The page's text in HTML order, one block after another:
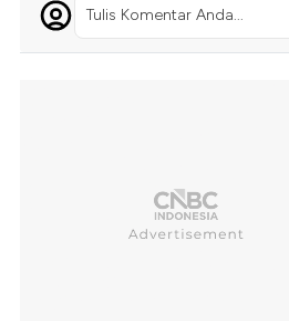
Tulis Komentar Anda...